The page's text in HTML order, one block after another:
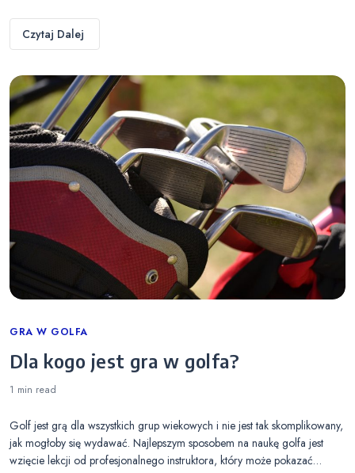
Czytaj Dalej
Categories
GRA W GOLFA
Dla kogo jest gra w golfa?
1 min read
Golf jest grą dla wszystkich grup wiekowych i nie jest tak skomplikowany,
jak mogłoby się wydawać. Najlepszym sposobem na naukę golfa jest
wzięcie lekcji od profesjonalnego instruktora, który może pokazać…